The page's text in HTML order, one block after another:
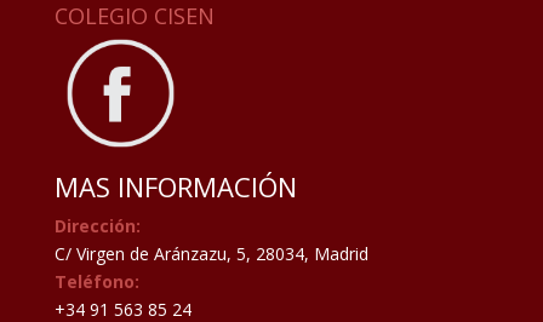
COLEGIO CISEN
MAS INFORMACIÓN
Dirección:
C/ Virgen de Aránzazu, 5, 28034, Madrid
Teléfono:
+34 91 563 85 24